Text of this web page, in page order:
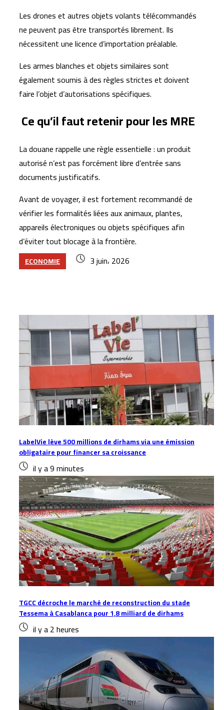
Les drones et autres objets volants télécommandés
ne peuvent pas être transportés librement. Ils
nécessitent une licence d’importation préalable.
Les armes blanches et objets similaires sont
également soumis à des règles strictes et doivent
faire l’objet d’autorisations spécifiques.
Ce qu’il faut retenir pour les MRE
La douane rappelle une règle essentielle : un produit
autorisé n’est pas forcément libre d’entrée sans
documents justificatifs.
Avant de voyager, il est fortement recommandé de
vérifier les formalités liées aux animaux, plantes,
appareils électroniques ou objets spécifiques afin
d’éviter tout blocage à la frontière.
ECONOMIE 3 juin، 2026
LabelVie lève 500 millions de dirhams via une émission
obligataire pour financer sa croissance
il y a 9 minutes
TGCC décroche le marché de reconstruction du stade
Tessema à Casablanca pour 1,8 milliard de dirhams
il y a 2 heures